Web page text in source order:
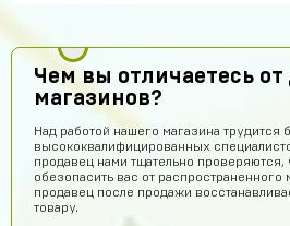
Чем вы отличаетесь от
магазинов?
Над работой нашего магазина трудится
высококвалифицированных
продавец нами тщательно проверяются,
обезопасить вас от распространенного
продавец после продажи
товару.